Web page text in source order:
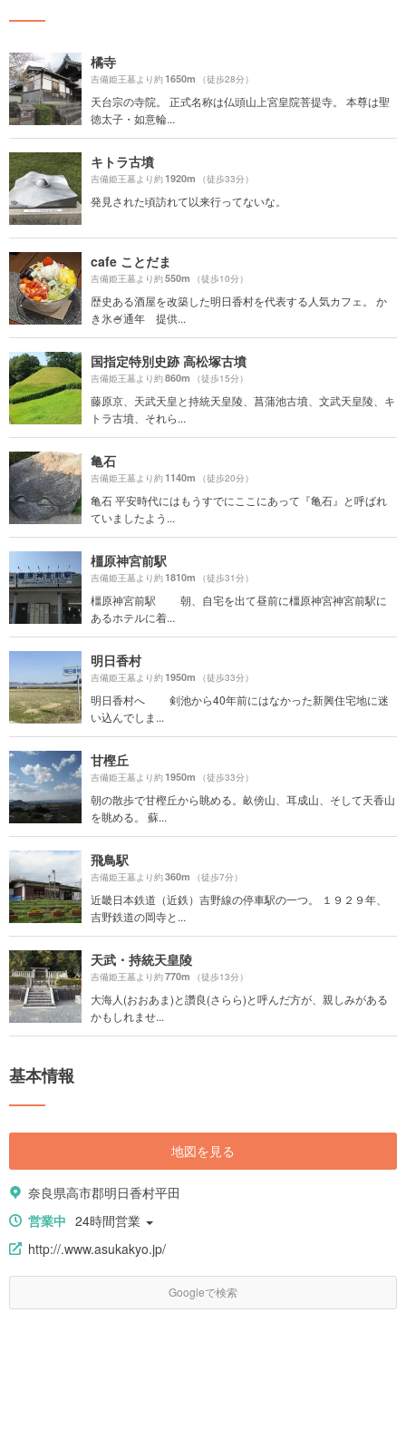
橘寺
吉備姫王墓より約1650m （徒歩28分）
天台宗の寺院。 正式名称は仏頭山上宮皇院菩提寺。 本尊は聖
徳太子・如意輪...
キトラ古墳
吉備姫王墓より約1920m （徒歩33分）
発見された頃訪れて以来行ってないな。
cafe ことだま
吉備姫王墓より約550m （徒歩10分）
歴史ある酒屋を改築した明日香村を代表する人気カフェ。 か
き氷🍧通年 提供...
国指定特別史跡 高松塚古墳
吉備姫王墓より約860m （徒歩15分）
藤原京、天武天皇と持統天皇陵、菖蒲池古墳、文武天皇陵、キ
トラ古墳、それら...
亀石
吉備姫王墓より約1140m （徒歩20分）
亀石 平安時代にはもうすでにここにあって『亀石』と呼ばれ
ていましたよう...
橿原神宮前駅
吉備姫王墓より約1810m （徒歩31分）
橿原神宮前駅 朝、自宅を出て昼前に橿原神宮神宮前駅に
あるホテルに着...
明日香村
吉備姫王墓より約1950m （徒歩33分）
明日香村へ 剣池から40年前にはなかった新興住宅地に迷
い込んでしま...
甘樫丘
吉備姫王墓より約1950m （徒歩33分）
朝の散歩で甘樫丘から眺める。畝傍山、耳成山、そして天香山
を眺める。 蘇...
飛鳥駅
吉備姫王墓より約360m （徒歩7分）
近畿日本鉄道（近鉄）吉野線の停車駅の一つ。 １９２９年、
吉野鉄道の岡寺と...
天武・持統天皇陵
吉備姫王墓より約770m （徒歩13分）
大海人(おおあま)と讚良(さらら)と呼んだ方が、親しみがある
かもしれませ...
基本情報
地図を見る
奈良県高市郡明日香村平田
営業中 24時間営業
http://.www.asukakyo.jp/
Googleで検索